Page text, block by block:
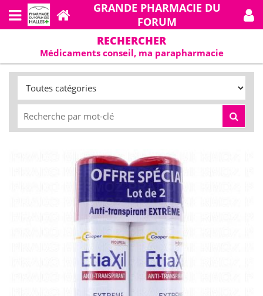
GRANDE PHARMACIE DU
FORUM
RECHERCHER
Médicaments conseil, ma parapharmacie